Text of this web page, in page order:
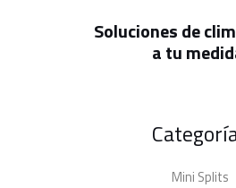
Soluciones de
a tu
Mini Splits